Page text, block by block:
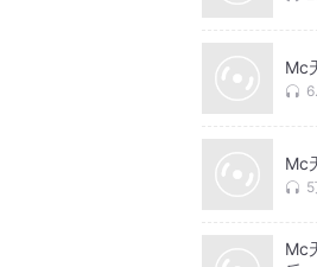
Mc
Mc
Mc